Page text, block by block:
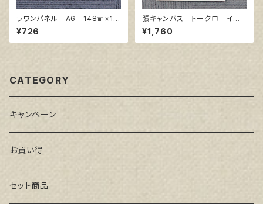
ラワンパネル A6 148㎜×10
5㎜
¥726
張キャンバス トークロ イエ
ロー 6号
¥1,760
CATEGORY
キャンペーン
お買い得
セット商品